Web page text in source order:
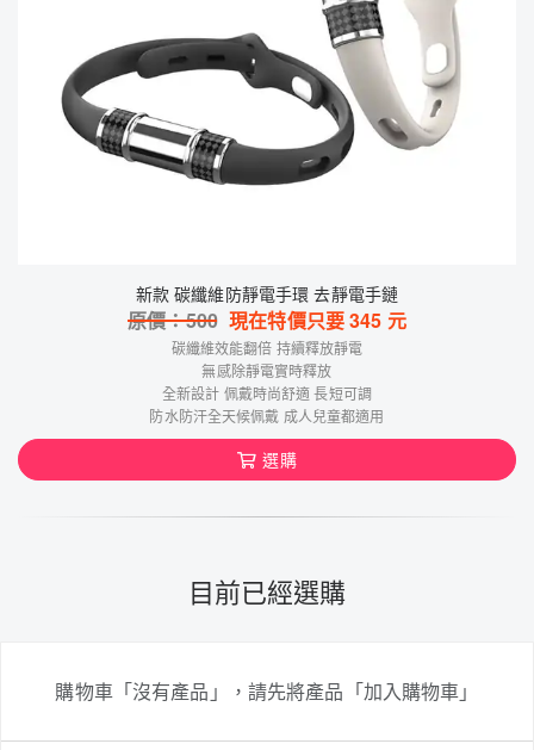
新款 碳纖維防靜電手環 去靜電手鏈
原價：500 現在特價只要345 元
碳纖維效能翻倍 持續釋放靜電
無感除靜電實時釋放
全新設計 佩戴時尚舒適 長短可調
防水防汗全天候佩戴 成人兒童都適用
選購
目前已經選購
購物車「沒有產品」，請先將產品「加入購物車」